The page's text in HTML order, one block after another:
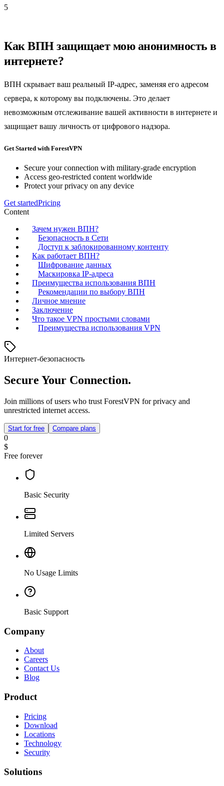
5
Как ВПН защищает мою анонимность в
интернете?
ВПН скрывает ваш реальный IP-адрес, заменяя его адресом
сервера, к которому вы подключены. Это делает
невозможным отслеживание вашей активности в интернете и
защищает вашу личность от цифрового надзора.
Get Started with ForestVPN
Secure your connection with military-grade encryption
Access geo-restricted content worldwide
Protect your privacy on any device
Get startedPricing
Content
Зачем нужен ВПН?
Безопасность в Сети
Доступ к заблокированному контенту
Как работает ВПН?
Шифрование данных
Маскировка IP-адреса
Преимущества использования ВПН
Рекомендации по выбору ВПН
Личное мнение
Заключение
Что такое VPN простыми словами
Преимущества использования VPN
Интернет-безопасность
Secure Your Connection.
Join millions of users who trust ForestVPN for privacy and
unrestricted internet access.
Start for free Compare plans
0
$
Free forever
Basic Security
Limited Servers
No Usage Limits
Basic Support
Company
About
Careers
Contact Us
Blog
Product
Pricing
Download
Locations
Technology
Security
Solutions